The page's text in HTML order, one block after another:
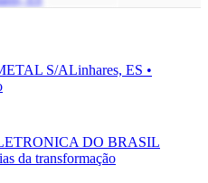
S/ALinhares, ES •
DO BRASIL
da transformação